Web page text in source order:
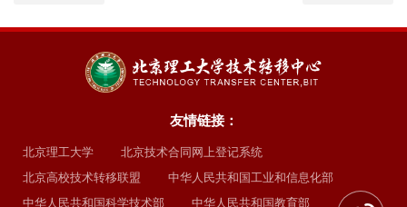
友情链接：
北京理工大学
北京技术合同网上登记系统
北京高校技术转移联盟
中华人民共和国工业和信息化部
中华人民共和国科学技术部
中华人民共和国教育部